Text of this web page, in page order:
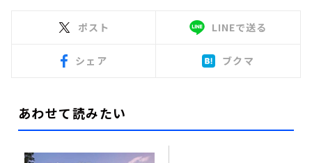
ポスト LINEで送る
シェア ブクマ
あわせて読みたい